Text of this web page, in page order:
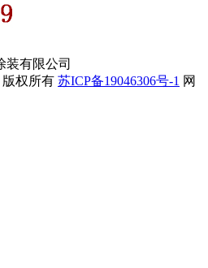
装有限公司
版权所有 苏ICP备19046306号-1 网